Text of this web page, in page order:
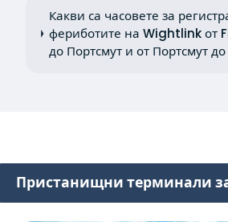
Какви са часовете за
фериботите на Wightlink от
до Портсмут и от Портсмут
Пристанищни терминали